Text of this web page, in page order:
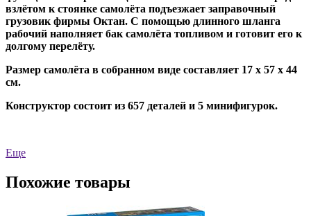
взлётом к стоянке самолёта подъезжает заправочный
грузовик фирмы Октан. С помощью длинного шланга
рабочий наполняет бак самолёта топливом и готовит его к
долгому перелёту.
Размер самолёта в собранном виде составляет 17 х 57 х 44
см.
Конструктор состоит из 657 деталей и 5 минифигурок.
Еще
Похожие товары